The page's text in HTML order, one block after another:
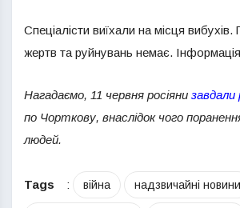
Спеціалісти виїхали на місця
жертв та руйнувань немає.
Нагадаємо, 11 червня росіяни завдали
по Чорткову, внаслідок чого
людей.
Tags : війна надзвичайні новини